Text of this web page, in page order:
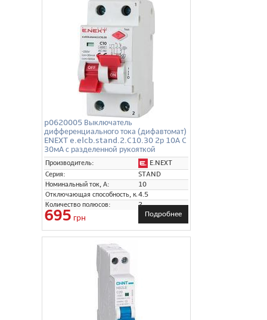
p0620005 Выключатель
дифференциального тока (дифавтомат)
ENEXT e.elcb.stand.2.C10.30 2р 10А C
30мА с разделенной рукояткой
Производитель:
E.NEXT
Серия:
STAND
Номинальный ток, А:
10
Отключающая способность, кА:4.5
Количество полюсов:
2
695 грн Подробнее